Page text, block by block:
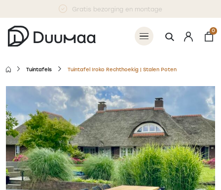
Gratis bezorging en montage
0
Tuintafels Tuintafel Iroko Rechthoekig | Stalen Poten